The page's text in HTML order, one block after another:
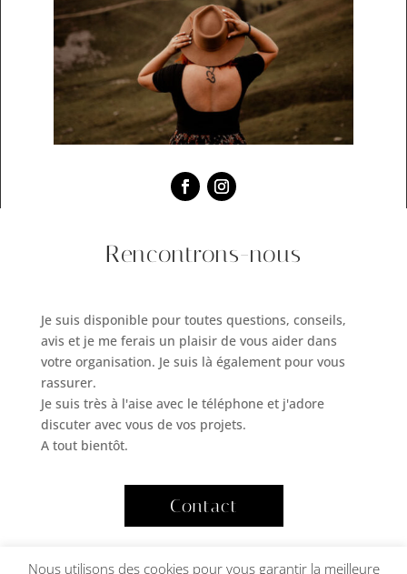
Rencontrons-nous
Je suis disponible pour toutes questions, conseils,
avis et je me ferais un plaisir de vous aider dans
votre organisation. Je suis là également pour vous
rassurer.
Je suis très à l'aise avec le téléphone et j'adore
discuter avec vous de vos projets.
A tout bientôt.
Contact
Nous utilisons des cookies pour vous garantir la meilleure